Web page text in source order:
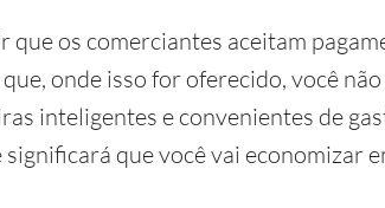
que os comerciantes aceitam
onde isso for oferecido, você
inteligentes e convenientes de
que você vai economizar